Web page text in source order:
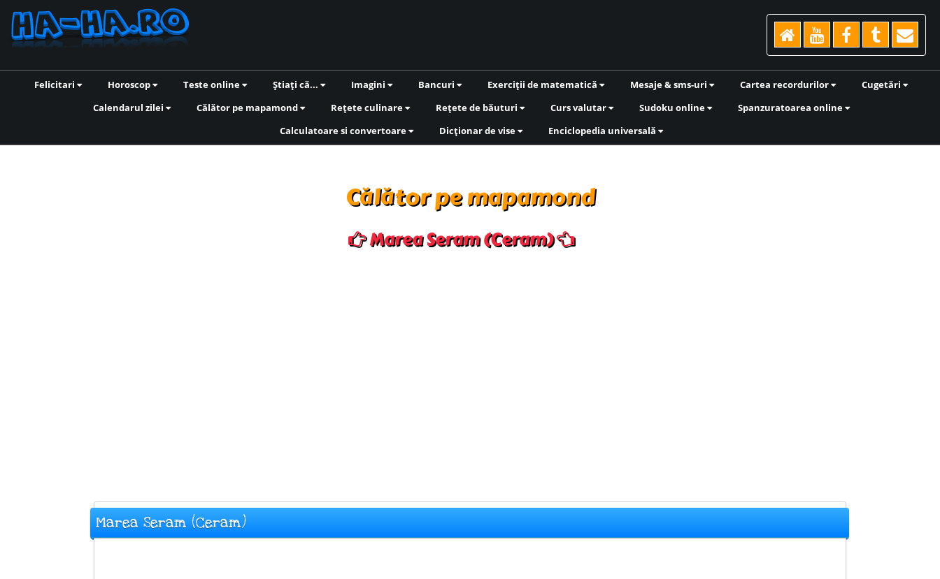
Felicitari Horoscop Teste online Știați că... Imagini Bancuri Exerciții de matematică Mesaje & sms-uri Cartea recordurilor
Cugetări
Calendarul zilei
Călător pe mapamond Rețete culinare Rețete de băuturi Curs valutar Sudoku online
Spanzuratoarea online
Calculatoare si convertoare
Dicționar de vise Enciclopedia universală
Călător pe mapamond
Marea Seram (Ceram)
Marea Seram (Ceram)